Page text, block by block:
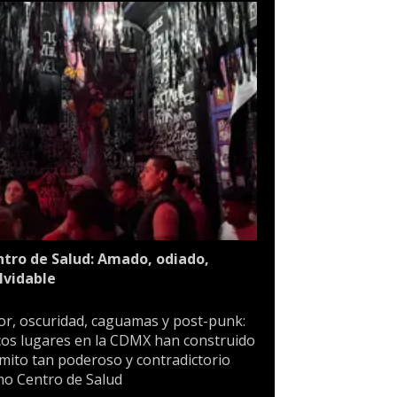
de Salud: Amado, odiado,
oscuridad, caguamas y post-punk:
lugares en la CDMX han construido
tan poderoso y contradictorio
Centro de Salud